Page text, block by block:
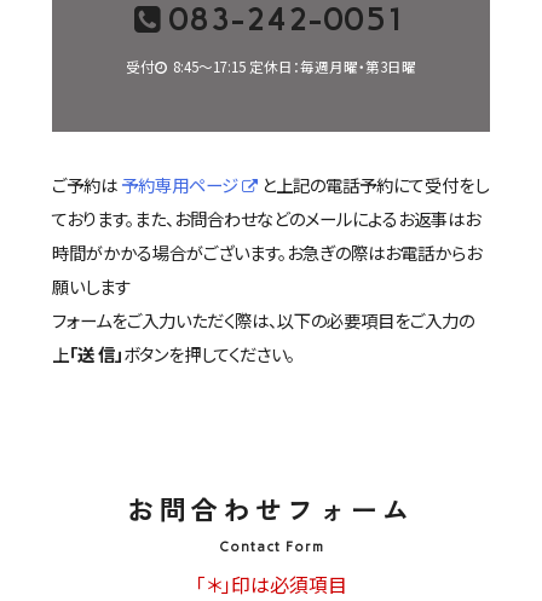
083-242-0051
受付 8:45〜17:15 定休日：毎週月曜・第3日曜
ご予約は予約専用ページ
と上記の電話予約にて受付をし
ております。また、お問合わせなどのメールによるお返事はお
時間がかかる場合がございます。お急ぎの際はお電話からお
願いします
フォームをご入力いただく際は、以下の必要項目をご入力の
上「送 信」ボタンを押してください。
お問合わせフォーム
Contact Form
「＊」印は必須項目